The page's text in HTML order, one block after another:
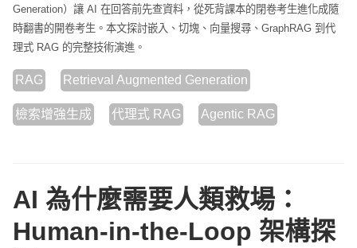
Generation）讓 AI 在回答前先查資料，從死背課本的閉卷考生進化成隨
時翻書的開卷考生。本文探討嵌入、切塊、向量搜尋、GraphRAG 到代
理式 RAG 的完整技術演進。
RAG Retrieval Augmented Generation
檢索增強生成 代理式 RAG Agentic RAG
AI 為什麼需要人類救場：
Human-in-the-Loop 架構探